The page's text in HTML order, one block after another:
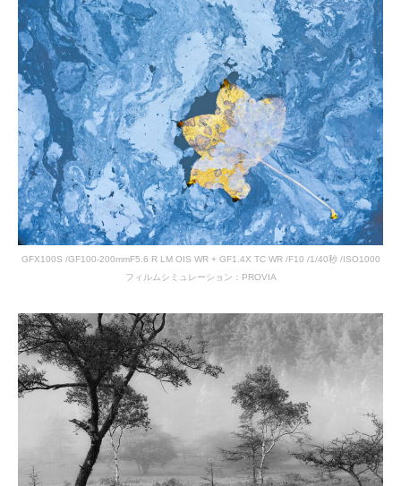
GFX100S /GF100-200mmF5.6 R LM OIS WR + GF1.4X TC WR /F10 /1/40秒 /ISO1000
フィルムシミュレーション：PROVIA